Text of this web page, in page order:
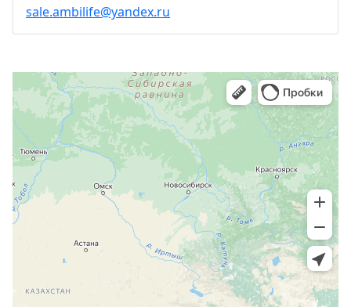
sale.ambilife@yandex.ru
Яндекс Карты
Яндекс Карты — транспорт, навигация, поиск мест